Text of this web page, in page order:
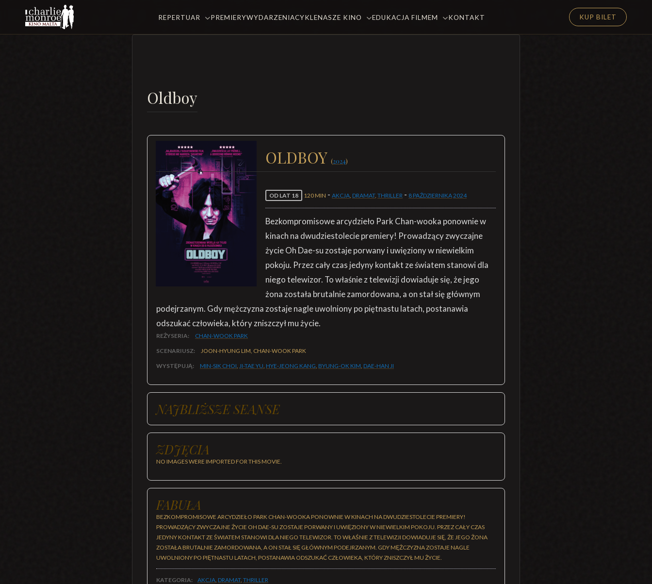
REPERTUAR PREMIERYWYDARZENIACYKLENASZE KINO EDUKACJA FILMEM KONTAKT KUP BILET
Oldboy
OLDBOY (2024)
OD LAT 18 120 MIN - AKCJA, DRAMAT, THRILLER - 8 PAŹDZIERNIKA2024
Bezkompromisowe arcydzieło Park Chan-wooka ponownie w
kinach na dwudziestolecie premiery! Prowadzący zwyczajne
życie Oh Dae-su zostaje porwany i uwięziony w niewielkim
pokoju. Przez cały czas jedyny kontakt ze światem stanowi dla
niego telewizor. To właśnie z telewizji dowiaduje się, że jego
żona została brutalnie zamordowana, a on stał się głównym
podejrzanym. Gdy mężczyzna zostaje nagle uwolniony po piętnastu latach, postanawia
odszukać człowieka, który zniszczył mu życie.
REŻYSERIA: CHAN-WOOK PARK
SCENARIUSZ: JOON-HYUNG LIM, CHAN-WOOK PARK
WYSTĘPUJĄ: MIN-SIK CHOI, JI-TAE YU, HYE-JEONG KANG, BYUNG-OK KIM, DAE-HAN JI
NAJBLIŻSZE SEANSE
ZDJĘCIA
NO IMAGES WERE IMPORTED FOR THIS MOVIE.
FABUŁA
BEZKOMPROMISOWE ARCYDZIEŁO PARK CHAN-WOOKA PONOWNIE W KINACH NA DWUDZIESTOLECIE PREMIERY!
PROWADZĄCY ZWYCZAJNE ŻYCIE OH DAE-SU ZOSTAJE PORWANY I UWIĘZIONY W NIEWIELKIM POKOJU. PRZEZ CAŁY CZAS
JEDYNY KONTAKT ZE ŚWIATEM STANOWI DLA NIEGO TELEWIZOR. TO WŁAŚNIE Z TELEWIZJI DOWIADUJE SIĘ, ŻE JEGO ŻONA
ZOSTAŁA BRUTALNIE ZAMORDOWANA, A ON STAŁ SIĘ GŁÓWNYM PODEJRZANYM. GDY MĘŻCZYZNA ZOSTAJE NAGLE
UWOLNIONY PO PIĘTNASTU LATACH, POSTANAWIA ODSZUKAĆ CZŁOWIEKA, KTÓRY ZNISZCZYŁ MU ŻYCIE.
KATEGORIA: AKCJA, DRAMAT, THRILLER